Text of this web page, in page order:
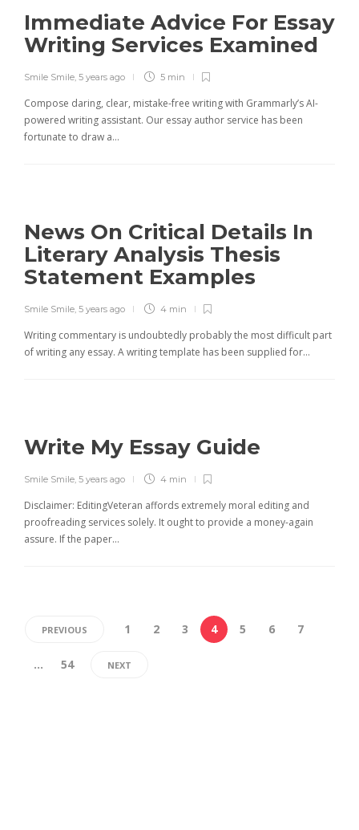
Immediate Advice For Essay
Writing Services Examined
Smile Smile, 5 years ago 5 min
Compose daring, clear, mistake-free writing with Grammarly’s AI-
powered writing assistant. Our essay author service has been
fortunate to draw a…
News On Critical Details In
Literary Analysis Thesis
Statement Examples
Smile Smile, 5 years ago 4 min
Writing commentary is undoubtedly probably the most difficult part
of writing any essay. A writing template has been supplied for…
Write My Essay Guide
Smile Smile, 5 years ago 4 min
Disclaimer: EditingVeteran affords extremely moral editing and
proofreading services solely. It ought to provide a money-again
assure. If the paper…
PREVIOUS 1 2 3 4 5 6 7
… 54 NEXT